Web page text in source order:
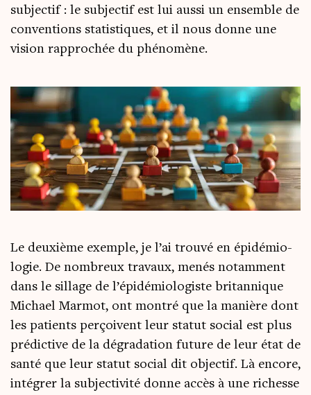
sub­jec­tif : le sub­jec­tif est lui aus­si un ensemble de
conven­tions sta­tis­tiques, et il nous donne une
vision rap­pro­chée du phénomène.
Le deuxième exemple, je l’ai trou­vé en épi­dé­mio­
lo­gie. De nom­breux tra­vaux, menés notam­ment
dans le sillage de l’épidémiologiste bri­tan­nique
Michael Mar­mot, ont mon­tré que la manière dont
les patients per­çoivent leur sta­tut social est plus
pré­dic­tive de la dégra­da­tion future de leur état de
san­té que leur sta­tut social dit objec­tif. Là encore,
inté­grer la sub­jec­ti­vi­té donne accès à une richesse